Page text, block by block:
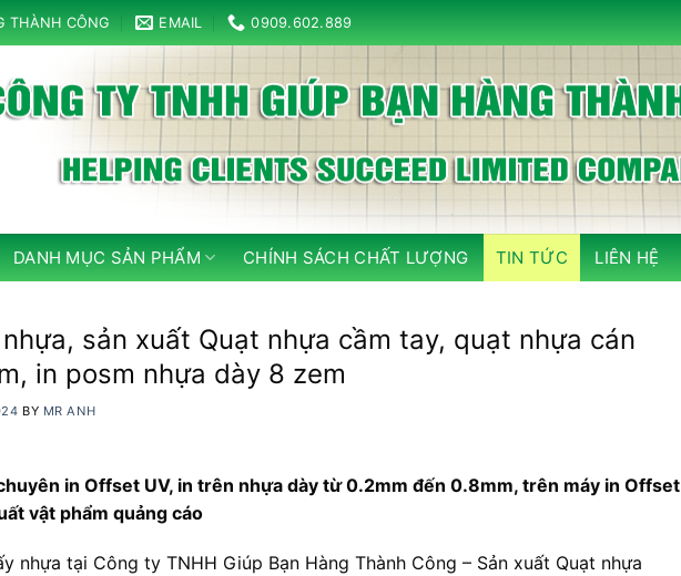
THÀNH CÔNG EMAIL 0909.602.889
DANH MỤC SẢN PHẨM CHÍNH SÁCH CHẤT LƯỢNG TIN TỨC LIÊN HỆ
sản xuất Quạt nhựa cầm tay, quạt nhựa cán
in posm nhựa dày 8 zem
BY MR ANH
in Offset UV, in trên nhựa dày từ 0.2mm đến 0.8mm, trên máy in Offset
vật phẩm quảng cáo
nhựa tại Công ty TNHH Giúp Bạn Hàng Thành Công – Sản xuất Quạt nhựa